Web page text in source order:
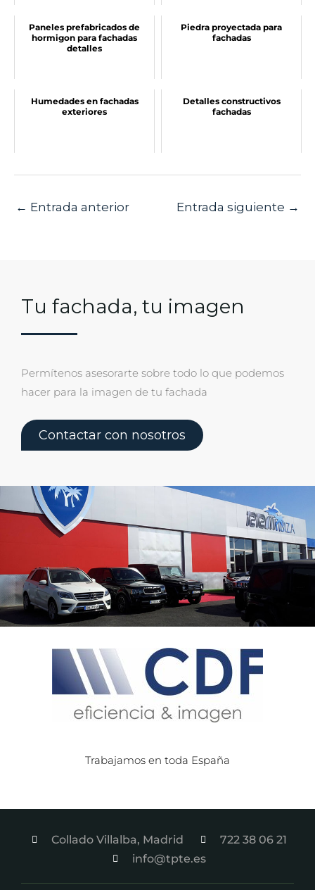
Paneles prefabricados de
hormigon para fachadas
detalles
Piedra proyectada para
fachadas
Humedades en fachadas
exteriores
Detalles constructivos
fachadas
← Entrada anterior Entrada siguiente →
Tu fachada, tu imagen
Permítenos asesorarte sobre todo lo que podemos
hacer para la imagen de tu fachada
Contactar con nosotros
Trabajamos en toda España
Collado Villalba, Madrid
722 38 06 21
info@tpte.es